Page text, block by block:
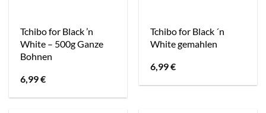
Tchibo for Black ’n
White – 500g Ganze
Bohnen
6,99€
Tchibo for Black ´n
White gemahlen
6,99€